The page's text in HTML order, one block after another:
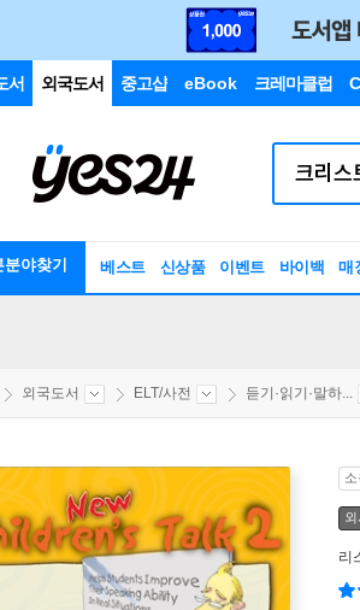
서 외국도서 중고샵 eBook 크레마클럽
분야찾기 베스트 신상품 이벤트 바이백 매
외국도서 ELT/사전 듣기·읽기·말하...
리